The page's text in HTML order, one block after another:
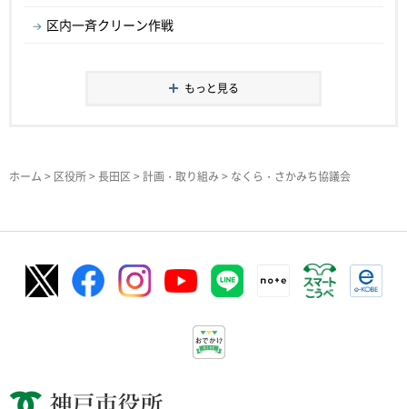
区内一斉クリーン作戦
もっと見る
ホーム > 区役所> 長田区> 計画・取り組み > なくら・さかみち協議会